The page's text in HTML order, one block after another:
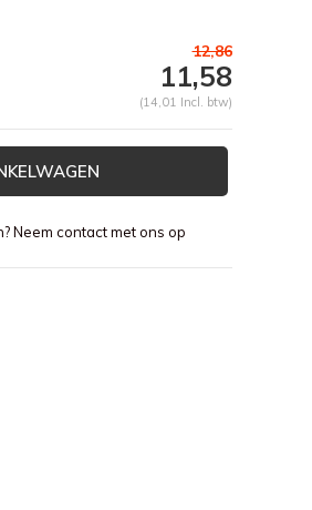
12,86
11,58
(14,01 Incl. btw)
Neem contact met ons op